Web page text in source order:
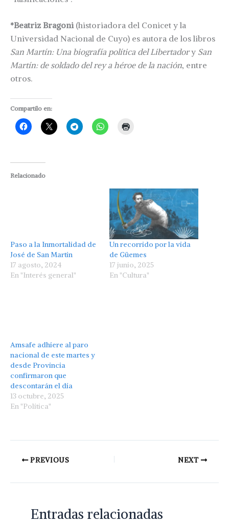
*Beatriz Bragoni(historiadora del Conicet y la
Universidad Nacional de Cuyo) es autora de los libros
San Martín: Una biografía política del Libertadory San
Martín: de soldado del rey a héroe de la nación, entre
otros.
Compartilo en:
Relacionado
Paso a la Inmortalidad de
José de San Martín
17 agosto, 2024
En "Interés general"
Un recorrido por la vida
de Güemes
17 junio, 2025
En "Cultura"
Amsafe adhiere al paro
nacional de este martes y
desde Provincia
confirmaron que
descontarán el día
13 octubre, 2025
En "Política"
PREVIOUS NEXT
Entradas relacionadas